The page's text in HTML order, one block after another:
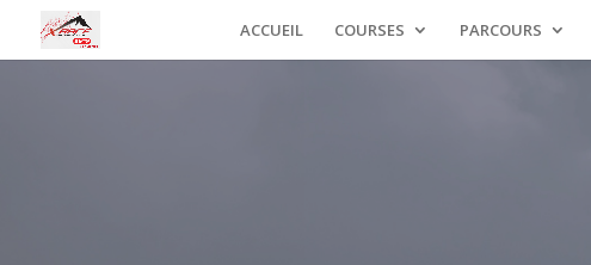
ACCUEIL COURSES PARCOURS